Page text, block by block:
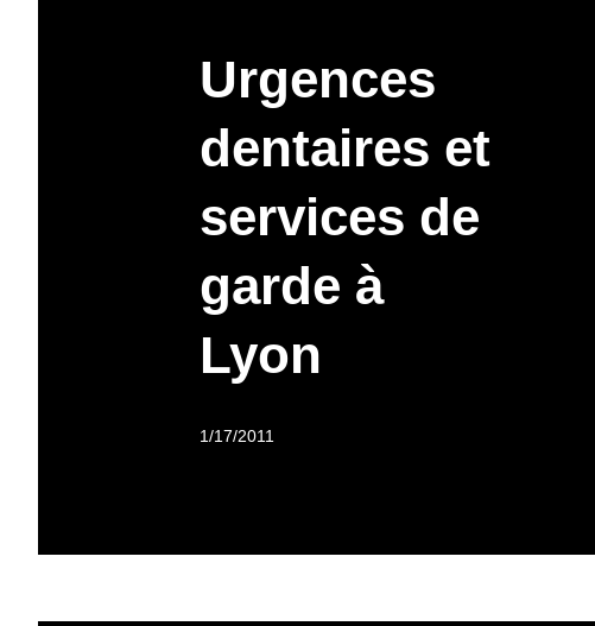
Urgences
dentaires et
services de
garde à
Lyon
1/17/2011